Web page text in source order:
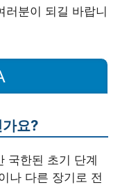
러분이 되길 바랍니
요?
국한된 초기 단계
나 다른 장기로 전